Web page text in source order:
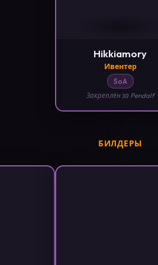
Hikkiamory
Ивентер
SoA
Закреплён за Pendalf
БИЛДЕРЫ